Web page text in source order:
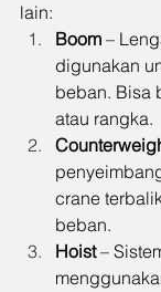
lain:
Boom –
digunakan
beban. Bisa
atau rangka.
crane
beban.
Hoist –